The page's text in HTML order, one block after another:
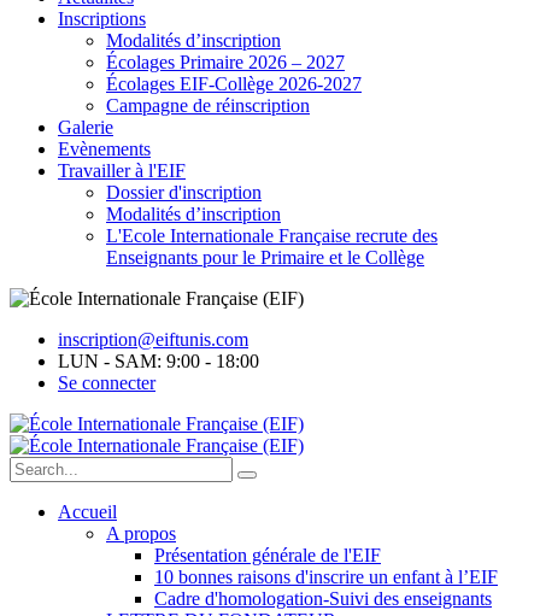
Inscriptions
Modalités d’inscription
Écolages Primaire 2026 – 2027
Écolages EIF-Collège 2026-2027
Campagne de réinscription
Galerie
Evènements
Travailler à l'EIF
Dossier d'inscription
Modalités d’inscription
L'Ecole Internationale Française recrute des
Enseignants pour le Primaire et le Collège
inscription@eiftunis.com
LUN - SAM: 9:00 - 18:00
Se connecter
Accueil
A propos
Présentation générale de l'EIF
10 bonnes raisons d'inscrire un enfant à l’EIF
Cadre d'homologation-Suivi des enseignants